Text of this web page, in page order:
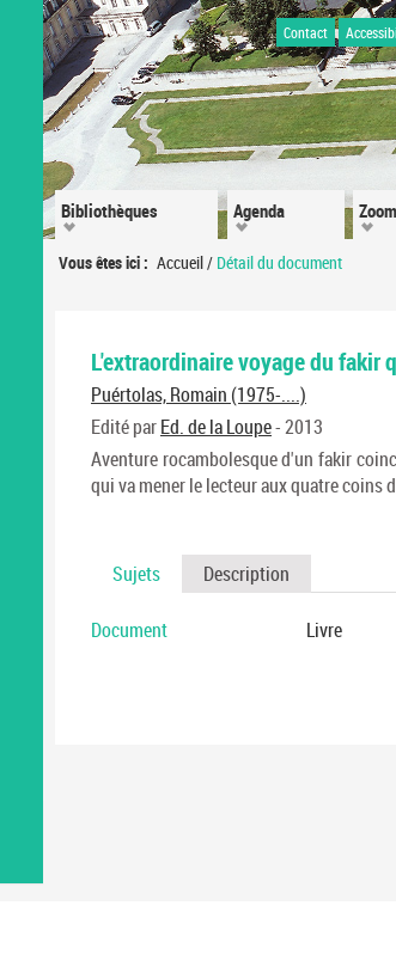
Contact
Vous êtes ici : Accueil/ Détail du document
Bibliothèques Agenda
L'extraordinaire voyage du fakir
Puértolas, Romain (1975-....)
Edité parEd. de la Loupe- 2013
Aventure rocambolesque d'un fakir
qui va mener le lecteur aux quatre coins
Sujets Description
Document Livre